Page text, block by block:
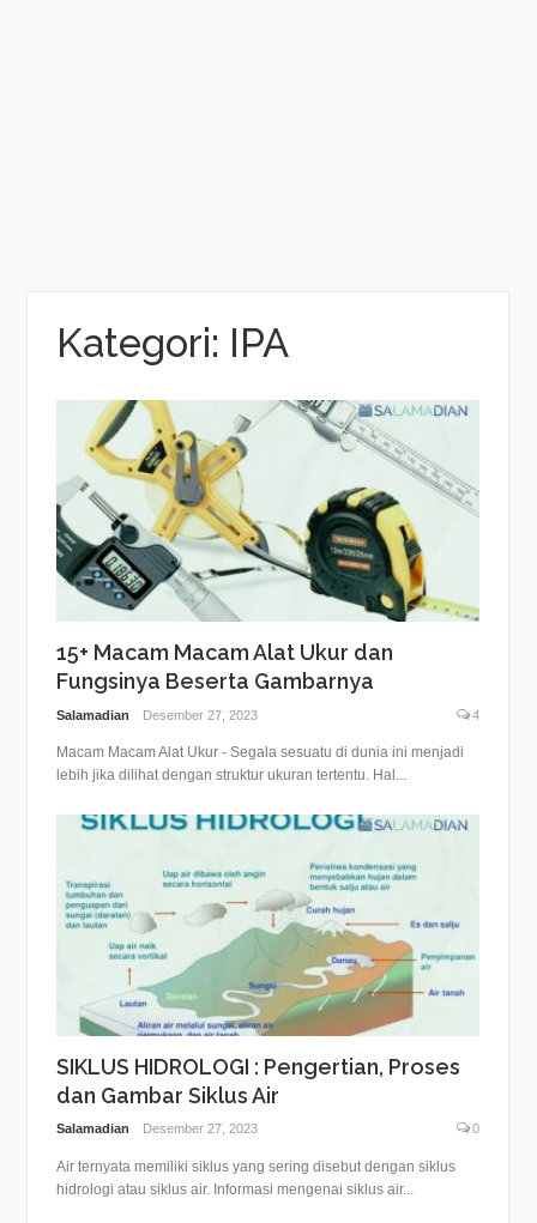
Kategori: IPA
15+ Macam Macam Alat Ukur dan
Fungsinya Beserta Gambarnya
Salamadian Desember 27, 2023 4
Macam Macam Alat Ukur - Segala sesuatu di dunia ini menjadi
lebih jika dilihat dengan struktur ukuran tertentu. Hal...
SIKLUS HIDROLOGI : Pengertian, Proses
dan Gambar Siklus Air
Salamadian Desember 27, 2023 0
Air ternyata memiliki siklus yang sering disebut dengan siklus
hidrologi atau siklus air. Informasi mengenai siklus air...